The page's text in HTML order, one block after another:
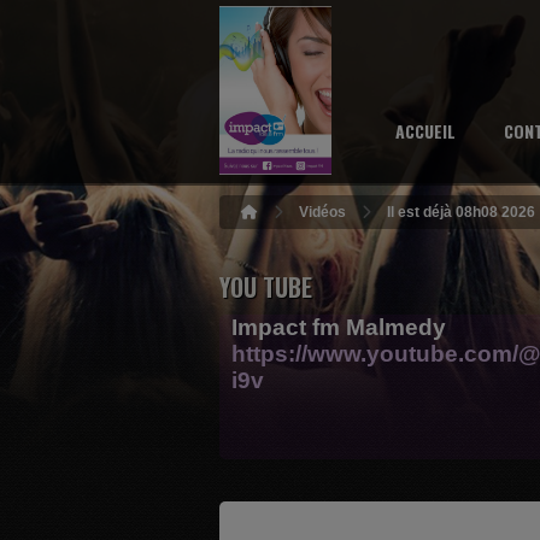
ACCUEIL
Vidéos Il est déjà 08h08 2026
YOU TUBE
Impact fm Malmedy
https://www.youtube.com/
i9v